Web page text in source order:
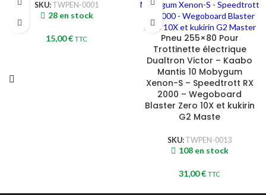
SKU: TWPEN-0001
28 en stock
15,00€ TTC
Pneu 255×80 Pour
Trottinette électrique
Dualtron Victor – Kaabo
Mantis 10 Mobygum
Xenon-S – Speedtrott RX
2000 – Wegoboard
Blaster Zero 10X et kukirin
G2 Maste
SKU: TWPEN-0013
108 en stock
31,00€ TTC